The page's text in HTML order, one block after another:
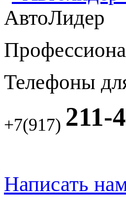
АвтоЛидер
Телефоны
+7(917) 211-
Написать